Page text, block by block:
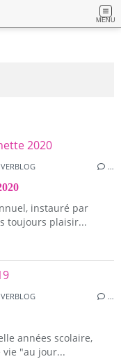
MENU
…
instauré par
toujours plaisir...
…
années scolaire,
"au jour...